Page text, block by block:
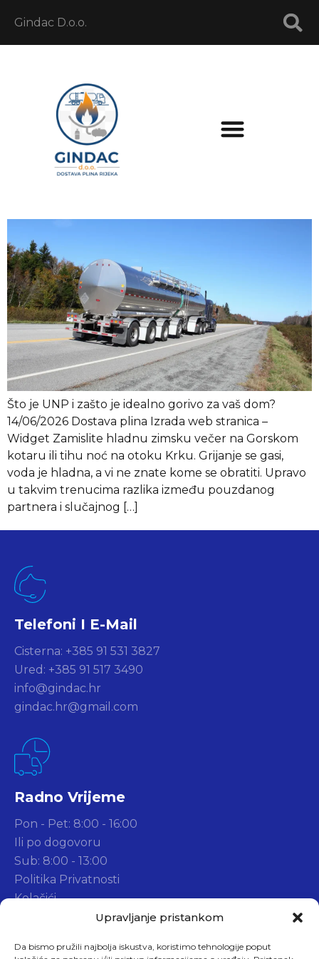
Upravljanje pristankom
Da bismo pružili najbolja iskustva, koristimo tehnologije poput
Gindac D.o.o.
Što je UNP i zašto je idealno gorivo za vaš dom?
14/06/2026 Dostava plina Izrada web stranica –
Widget Zamislite hladnu zimsku večer na Gorskom
kotaru ili tihu noć na otoku Krku. Grijanje se gasi,
voda je hladna, a vi ne znate kome se obratiti. Upravo
u takvim trenucima razlika između pouzdanog
partnera i slučajnog […]
Telefoni I E-Mail
Cisterna: +385 91 531 3827
Ured: +385 91 517 3490
info@gindac.hr
gindac.hr@gmail.com
Radno Vrijeme
Pon - Pet: 8:00 - 16:00
Ili po dogovoru
Sub: 8:00 - 13:00
Politika Privatnosti
Kolačići